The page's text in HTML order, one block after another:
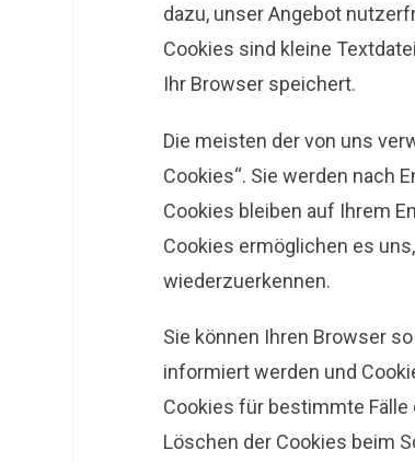
dazu, unser Angebot
Cookies sind kleine
Ihr Browser speichert.
Die meisten der von uns
Cookies“. Sie werden nach
Cookies bleiben auf Ihrem
Cookies ermöglichen es
wiederzuerkennen.
Sie können Ihren Browser
informiert werden und
Cookies für bestimmte
Löschen der Cookies beim